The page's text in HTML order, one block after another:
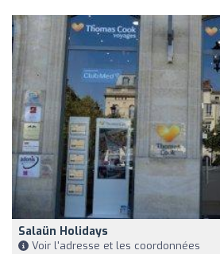
Salaün Holidays
Voir l'adresse et les coordonnées